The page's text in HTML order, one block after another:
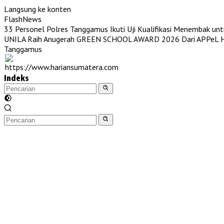
Langsung ke konten
FlashNews
33 Personel Polres Tanggamus Ikuti Uji Kualifikasi Menembak
UNILA Raih Anugerah GREEN SCHOOL AWARD 2026 Dari APPeL
Tanggamus
Indeks